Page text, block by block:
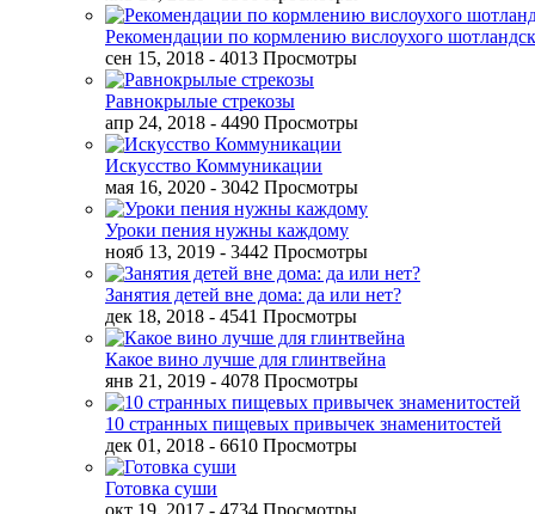
Рекомендации по кормлению вислоухого
сен 15, 2018 - 4013 Просмотры
Равнокрылые стрекозы
апр 24, 2018 - 4490 Просмотры
Искусство Коммуникации
мая 16, 2020 - 3042 Просмотры
Уроки пения нужны каждому
нояб 13, 2019 - 3442 Просмотры
Занятия детей вне дома: да или нет?
дек 18, 2018 - 4541 Просмотры
Какое вино лучше для глинтвейна
янв 21, 2019 - 4078 Просмотры
10 странных пищевых привычек знаменитостей
дек 01, 2018 - 6610 Просмотры
Готовка суши
окт 19, 2017 - 4734 Просмотры